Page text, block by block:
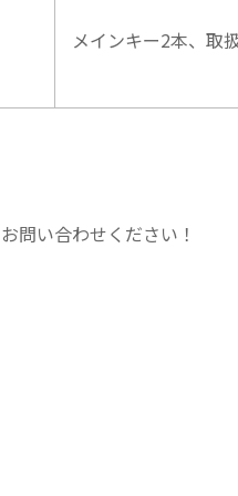
メインキー2本、取
問い合わせください！